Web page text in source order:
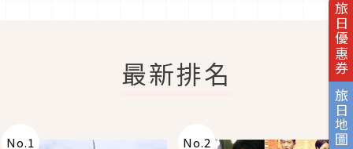
旅日優惠券
旅日地圖
最新排名
No.1 No.2